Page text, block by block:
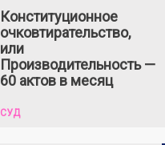
Конституционное
очковтирательство,
или
Производительность —
60 актов в месяц
СУД